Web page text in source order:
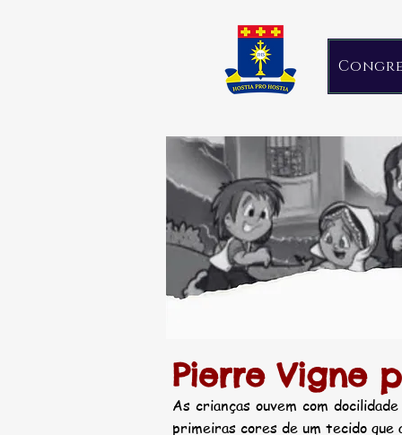
Pierre Vigne
As crianças ouvem com
primeiras cores de um tecido que